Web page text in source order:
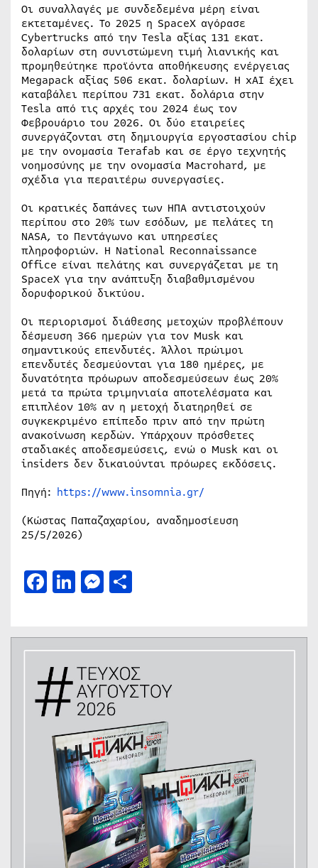
Οι συναλλαγές με συνδεδεμένα μέρη είναι
εκτεταμένες. Το 2025 η SpaceX αγόρασε
Cybertrucks από την Tesla αξίας 131 εκατ.
δολαρίων στη συνιστώμενη τιμή λιανικής και
προμηθεύτηκε προϊόντα αποθήκευσης ενέργειας
Megapack αξίας 506 εκατ. δολαρίων. Η xAI έχει
καταβάλει περίπου 731 εκατ. δολάρια στην
Tesla από τις αρχές του 2024 έως τον
Φεβρουάριο του 2026. Οι δύο εταιρείες
συνεργάζονται στη δημιουργία εργοστασίου chip
με την ονομασία Terafab και σε έργο τεχνητής
νοημοσύνης με την ονομασία Macrohard, με
σχέδια για περαιτέρω συνεργασίες.
Οι κρατικές δαπάνες των ΗΠΑ αντιστοιχούν
περίπου στο 20% των εσόδων, με πελάτες τη
NASA, το Πεντάγωνο και υπηρεσίες
πληροφοριών. Η National Reconnaissance
Office είναι πελάτης και συνεργάζεται με τη
SpaceX για την ανάπτυξη διαβαθμισμένου
δορυφορικού δικτύου.
Οι περιορισμοί διάθεσης μετοχών προβλέπουν
δέσμευση 366 ημερών για τον Musk και
σημαντικούς επενδυτές. Άλλοι πρώιμοι
επενδυτές δεσμεύονται για 180 ημέρες, με
δυνατότητα πρόωρων αποδεσμεύσεων έως 20%
μετά τα πρώτα τριμηνιαία αποτελέσματα και
επιπλέον 10% αν η μετοχή διατηρηθεί σε
συγκεκριμένο επίπεδο πριν από την πρώτη
ανακοίνωση κερδών. Υπάρχουν πρόσθετες
σταδιακές αποδεσμεύσεις, ενώ ο Musk και οι
insiders δεν δικαιούνται πρόωρες εκδόσεις.
Πηγή: https://www.insomnia.gr/
(Κώστας Παπαζαχαρίου, αναδημοσίευση
25/5/2026)
Facebook
LinkedIn
Messenger